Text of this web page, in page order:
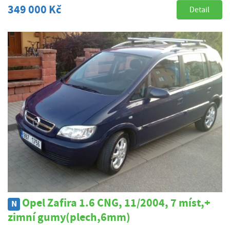
349 000 Kč Detail
N Opel Zafira 1.6 CNG, 11/2004, 7 míst,+
zimní gumy(plech,6mm)